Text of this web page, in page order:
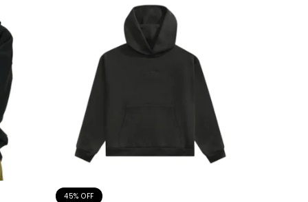
45% OFF